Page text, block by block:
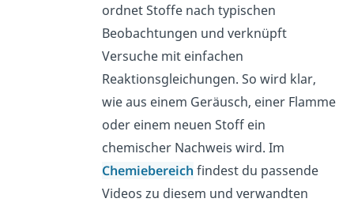
ordnet Stoffe nach typischen
Beobachtungen und verknüpft
Versuche mit einfachen
Reaktionsgleichungen. So wird klar,
wie aus einem Geräusch, einer Flamme
oder einem neuen Stoff ein
chemischer Nachweis wird. Im
Chemiebereich findest du passende
Videos zu diesem und verwandten